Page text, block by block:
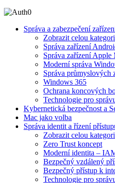
Správa a zabezpečení
Zobrazit celou
Správa zařízení
Správa zařízení
Moderní správa
Správa průmyslových
Windows 365
Ochrana koncových
Technologie pro
Kybernetická bezpečnost a
Mac jako volba
Správa identit a řízení
Zobrazit celou
Zero Trust koncept
Moderní identita –
Bezpečný vzdálený
Bezpečný přístup k
Technologie pro